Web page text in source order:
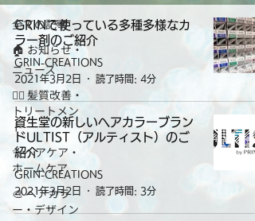
全ての記事
🏠 お知らせ・
ニュース
💇‍♀️ 髪質改善・
トリートメン
ト
✨ ヘアケア・
ホームケア
🎨 ヘアカラ
ー・デザイン
GRINで使っている多種多様なカ
ラー剤のご紹介
GRIN-CREATIONS
2021年3月2日
読了時間: 4分
資生堂の新しいヘアカラーブラン
ドULTIST（アルティスト）のご
紹介
GRIN-CREATIONS
2021年3月2日
読了時間: 3分